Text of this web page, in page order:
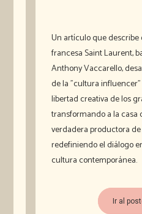
Un artículo que
francesa Saint Laurent,
Anthony Vaccarello,
de la "cultura influencer"
libertad creativa de los
transformando a la casa
verdadera productora
redefiniendo el diálogo
cultura contemporánea.
Ir al